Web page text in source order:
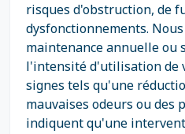
risques d'obstruction, de
dysfonctionnements.
maintenance annuelle ou
l'intensité d'utilisation de
signes tels qu'une
mauvaises odeurs ou des
indiquent qu'une